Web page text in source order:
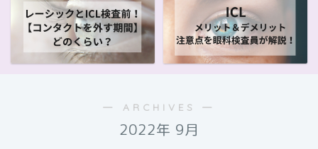
― ARCHIVES ―
2022年 9月